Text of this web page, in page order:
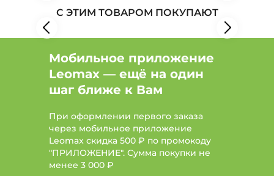
Женская одежда: Бренд Filorosso
С ЭТИМ ТОВАРОМ ПОКУПАЮТ
Мобильное приложение
Leomax — ещё на один
шаг ближе к Вам
При оформлении первого заказа
через мобильное приложение
Leomax скидка 500 ₽ по промокоду
"ПРИЛОЖЕНИЕ". Сумма покупки не
менее 3 000 ₽